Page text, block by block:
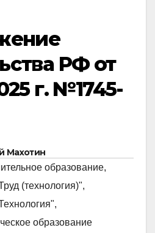
РФ от
г. №1745-
Махотин
образование,
(технология)",
,
образование